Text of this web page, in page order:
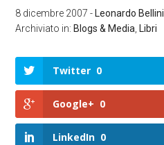
8 dicembre 2007 - Leonardo Bellini
Archiviato in: Blogs & Media Libri
Twitter 0
Google+ 0
LinkedIn 0